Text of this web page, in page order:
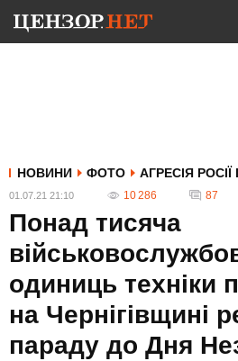
НОВИНИ ФОТО АГРЕСІЯ
01.07.21 21:10 10 286 87
Понад тисяча
одиниць техніки
на Чернігівщині
параду до Дня